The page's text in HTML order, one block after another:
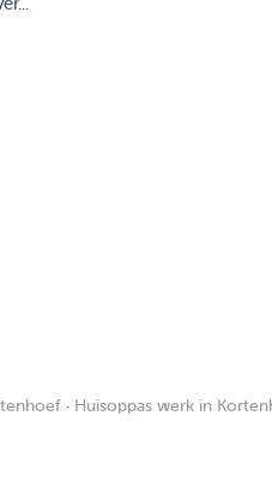
· Huisoppas werk in